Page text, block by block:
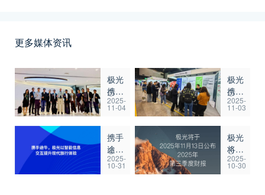
更多媒体资讯
极光
携手
日企
Assist
团队
深化
AI合
2025-
11-04
极光
携
与
亮相
日本
DXPO
2025-
11-03
携手
途
牛，
极光
2025-
10-31
极光
将于
2025
年
2025-
10-30